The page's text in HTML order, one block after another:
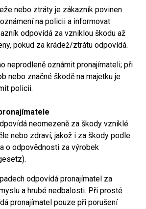
nebo ztráty je zákazník povinen
na policii a informovat
odpovídá za vzniklou škodu až
pokud za krádež/ztrátu odpovídá.
neprodleně oznámit pronajímateli; při
nebo značné škodě na majetku je
policii.
neomezeně za škody vzniklé
nebo zdraví, jakož i za škody podle
o odpovědnosti za výrobek
odpovídá pronajímatel za
a hrubé nedbalosti. Při prosté
pronajímatel pouze při porušení